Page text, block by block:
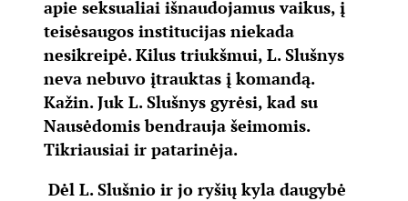
apie seksualiai išnaudojamus vaikus, į
teisėsaugos institucijas niekada
nesikreipė. Kilus triukšmui, L. Slušnys
neva nebuvo įtrauktas į komandą.
Kažin. Juk L. Slušnys gyrėsi, kad su
Nausėdomis bendrauja šeimomis.
Tikriausiai ir patarinėja.
Dėl L. Slušnio ir jo ryšių kyla daugybė